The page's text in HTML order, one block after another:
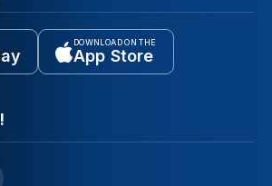
DOWNLOAD ON THE
App Store